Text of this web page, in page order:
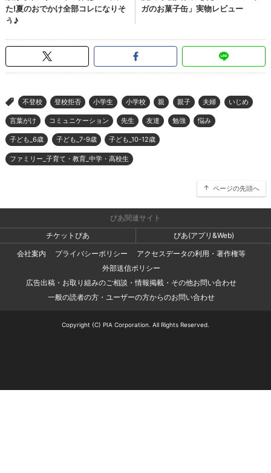
> 不登校 登校拒否 小学生 小学校 親 親子 夫婦 いじめ
言葉がけ コミュニケーション 先生 友達 勉強 悩み
子ども_6歳 子ども_7-9歳 子ども_10-12歳
ファミリー_子育て・教育_中学・高校生
ページの先頭へ
ぴあ関連サイト
チケットぴあ
ぴあ(アプリ&Web)
会社案内
プライバシーポリシー
アクセスデータの利用・著作権等
外部送信ポリシー
広告出稿・お取り組みのご相談・情報掲載・その他お問い合わせ
一般の読者の方・ユーザーの方からのお問い合わせ
Copyright (C) PIA Corporation. All Rights Reserved.